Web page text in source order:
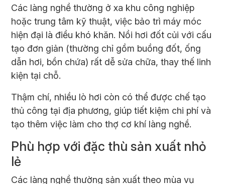
Các làng nghề thường ở xa khu công nghiệp
hoặc trung tâm kỹ thuật, việc bảo trì máy móc
hiện đại là điều khó khăn. Nồi hơi đốt củi với cấu
tạo đơn giản (thường chỉ gồm buồng đốt, ống
dẫn hơi, bồn chứa) rất dễ sửa chữa, thay thế linh
kiện tại chỗ.
Thậm chí, nhiều lò hơi còn có thể được chế tạo
thủ công tại địa phương, giúp tiết kiệm chi phí và
tạo thêm việc làm cho thợ cơ khí làng nghề.
Phù hợp với đặc thù sản xuất nhỏ
lẻ
Các làng nghề thường sản xuất theo mùa vụ